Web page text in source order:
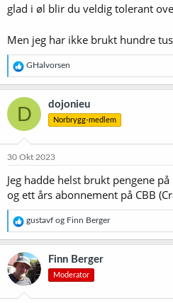
glad i øl blir du veldig tolerant
Men jeg har ikke brukt hundre
R
e
a
k
s
j
o
e
:
GHalvorsen
D dojonieu
Norbrygg-medlem
30 Okt 2023
Jeg hadde helst brukt pengene
og ett års abonnement på CBB
R
e
a
k
s
j
o
gustavf og Finn Berger
Finn Berger
Moderator